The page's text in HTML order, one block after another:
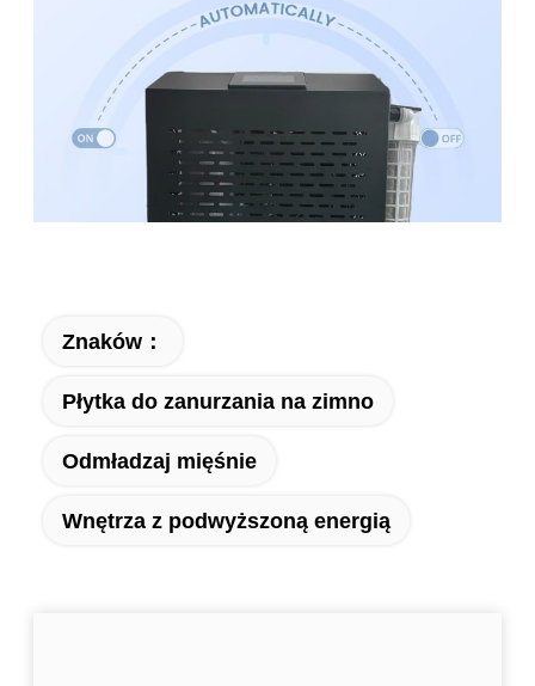
Znaków：
Płytka do zanurzania na zimno
Odmładzaj mięśnie
Wnętrza z podwyższoną energią